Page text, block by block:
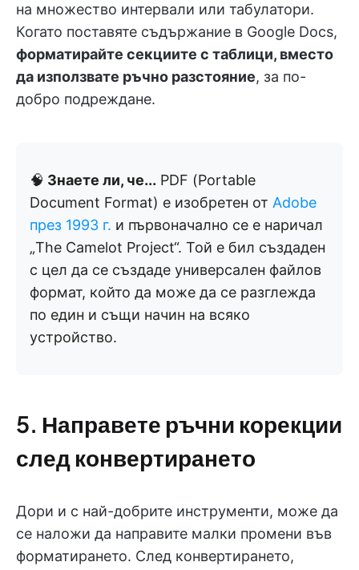
на множество интервали или табулатори.
Когато поставяте съдържание в Google Docs,
форматирайте секциите с таблици, вместо
да използвате ръчно разстояние, за по-
добро подреждане.
🧠 Знаете ли, че... PDF (Portable
Document Format) е изобретен от Adobe
през 1993 г. и първоначално се е наричал
„The Camelot Project“. Той е бил създаден
с цел да се създаде универсален файлов
формат, който да може да се разглежда
по един и същи начин на всяко
устройство.
5. Направете ръчни корекции
след конвертирането
Дори и с най-добрите инструменти, може да
се наложи да направите малки промени във
форматирането. След конвертирането,